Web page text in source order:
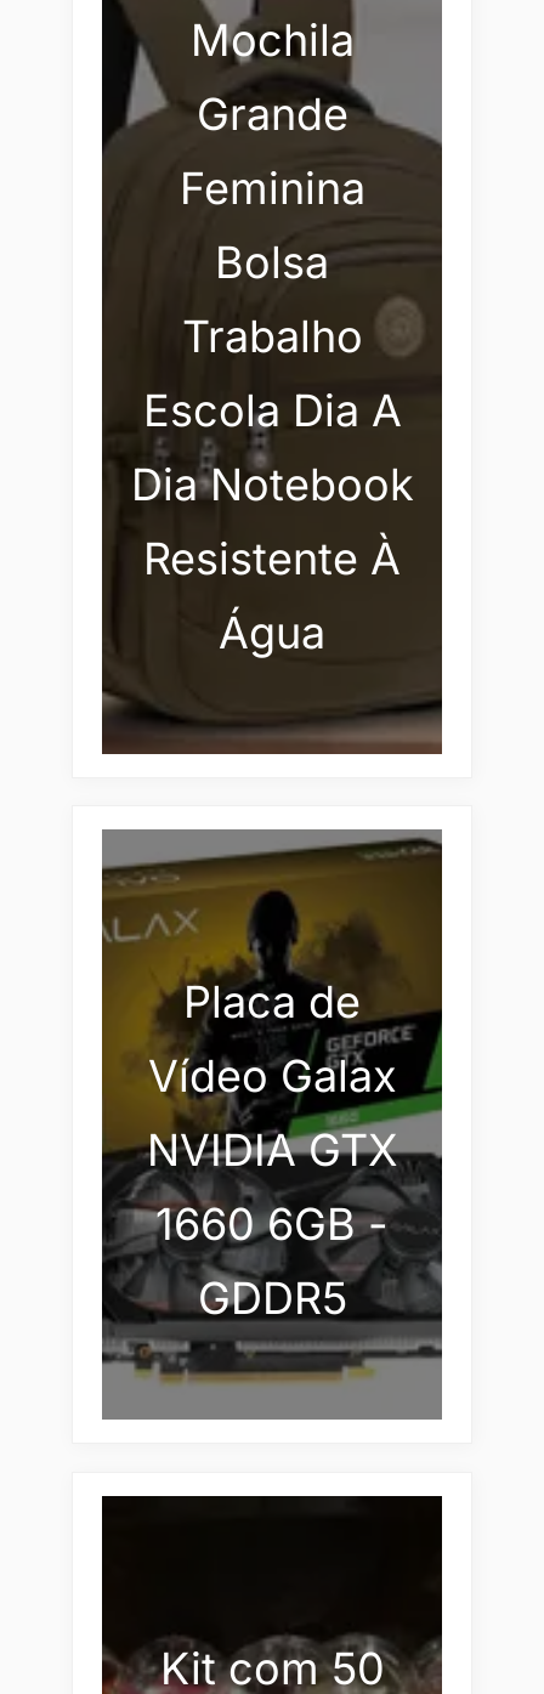
Mochila
Grande
Feminina
Bolsa
Trabalho
Escola Dia A
Dia Notebook
Resistente À
Água
Placa de
Vídeo Galax
NVIDIA GTX
1660 6GB -
GDDR5
Kit com 50